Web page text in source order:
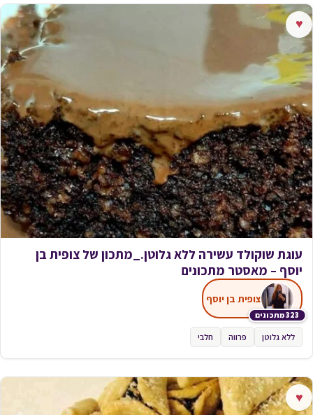
♥
עוגת שוקולד עשירה ללא גלוטן._מתכון של צופית בן
יוסף – מאסטר מתכונים
323 מתכונים
צופית בן יוסף
ללא גלוטן פרווה חלבי
♥